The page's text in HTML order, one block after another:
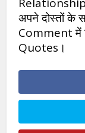
अपने दोस्तों के
Comment में
Quotes।